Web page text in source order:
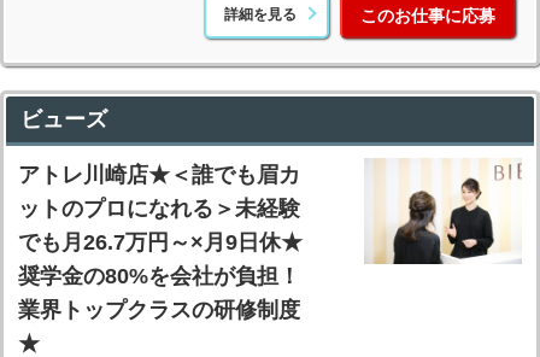
詳細を見る このお仕事に応募
ビューズ
アトレ川崎店★＜誰でも眉カ
ットのプロになれる＞未経験
でも月26.7万円～×月9日休★
奨学金の80%を会社が負担！
業界トップクラスの研修制度
★